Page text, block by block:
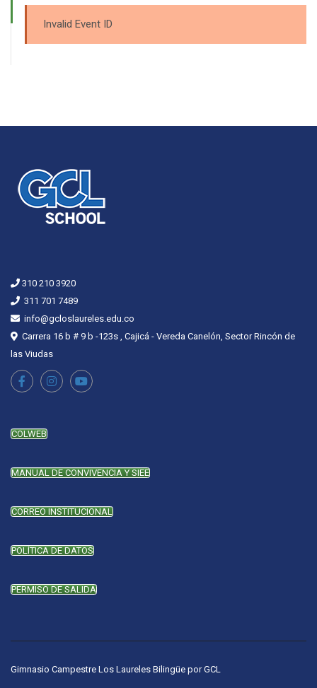
Invalid Event ID
310 210 3920
311 701 7489
info@gcloslaureles.edu.co
Carrera 16 b # 9 b -123s , Cajicá - Vereda Canelón, Sector Rincón de
las Viudas
COLWEB
MANUAL DE CONVIVENCIA Y SIEE
CORREO INSTITUCIONAL
POLÍTICA DE DATOS
PERMISO DE SALIDA
Gimnasio Campestre Los Laureles Bilingüe porGCL